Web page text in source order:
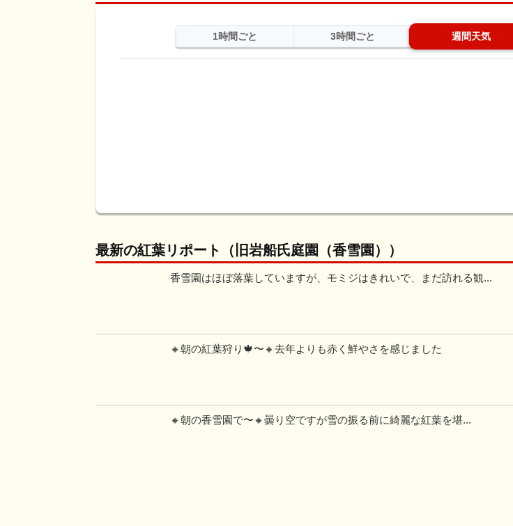
1時間ごと 3時間ごと 週間天気
最新の紅葉リポート（旧岩船氏庭園（香雪園））
香雪園はほぼ落葉していますが、モミジはきれいで、まだ訪れる観...
🔸朝の紅葉狩り🍁〜🔸去年よりも赤く鮮やさを感じました
🔸朝の香雪園で〜🔸曇り空ですが雪の振る前に綺麗な紅葉を堪...